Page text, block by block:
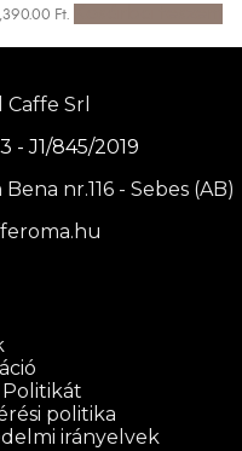
Ft.
Srl
- J1/845/2019
nr.116 - Sebes (AB)
Politikát
politika
irányelvek